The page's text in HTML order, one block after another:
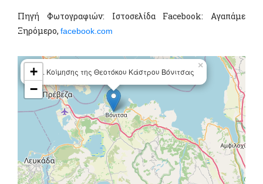
Πηγή Φωτογραφιών: Ιστοσελίδα Facebook: Aγαπάμε
Ξηρόμερο, facebook.com
Ι. Ν. Κοίµησης της Θεοτόκου Κάστρου Βόνιτσας
×
+
−